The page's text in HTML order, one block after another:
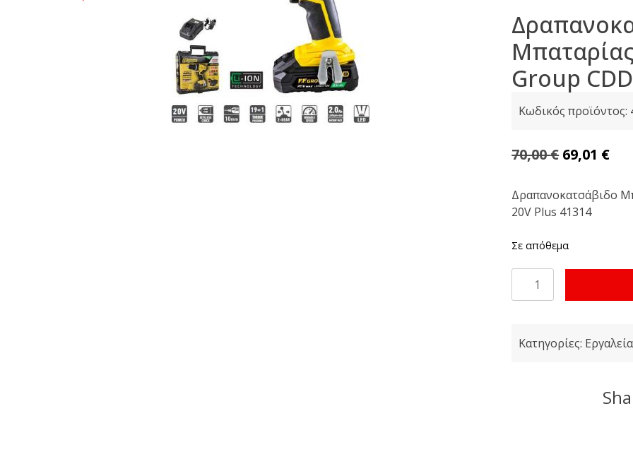
Group
Κωδικός προϊόντος:
70,00€ Original
was:
70,00 €.
69,01 €Η
Δραπανοκατσάβιδο
20V Plus 41314
Σε απόθεμα
Μπαταρίας
F.F.
Κατηγορίες: Εργαλεία